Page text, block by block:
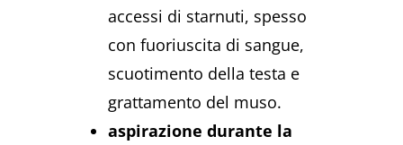
accessi di starnuti, spesso
con fuoriuscita di sangue,
scuotimento della testa e
grattamento del muso.
aspirazione durante la